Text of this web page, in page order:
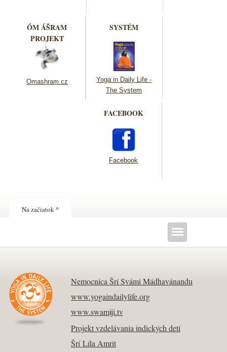
ÓM ÁŠRAM
PROJEKT
Omashram.cz
SYSTÉM
Yoga in Daily Life -
The System
FACEBOOK
Facebook
Na začiatok ^
Nemocnica Šrí Svámi Mádhavánandu
www.yogaindailylife.org
www.swamiji.tv
Projekt vzdelávania indických detí
Šrí Líla Amrit